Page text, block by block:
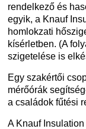
rendelkező és
egyik, a Knauf
homlokzati
kísérletben. (A
szigetelése is
Egy szakértői
mérőórák
a családok fűtési
A Knauf